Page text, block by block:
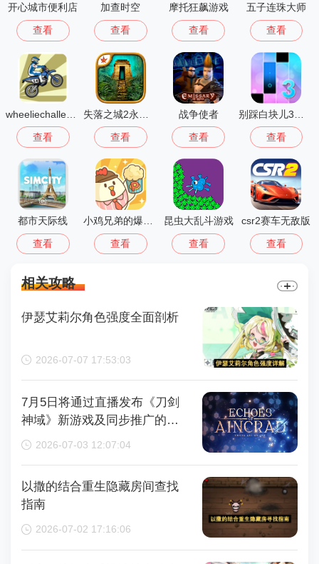
开心城市便利店
查看
加查时空
查看
摩托狂飙游戏
查看
五子连珠大师
查看
查看 查看
战争使者
查看 查看
都市天际线
查看 查看
昆虫大乱斗游戏
查看
csr2赛车无敌版
查看
相关攻略
伊瑟艾莉尔角色强度全面剖析
2026-07-07 17:53:03
7月5日将通过直播发布《刀剑
神域》新游戏及同步推广的动
画内容，整场直播时长为110分
2026-07-03 12:07:04
以撒的结合重生隐藏房间查找
指南
2026-07-02 17:16:06